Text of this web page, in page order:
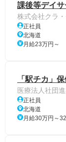
課後等デイ
株式会社クラ・
正社員
北海道
月給23万円～
「駅チカ」
医療法人社団
正社員
北海道
月給30万円～